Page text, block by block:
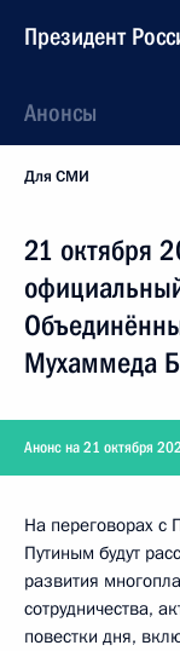
Президент
Анонсы
Для СМИ
21 октября
Мухаммеда
Анонс на 21 октября
На переговорах с
Путиным будут
развития
сотрудничества,
повестки дня,